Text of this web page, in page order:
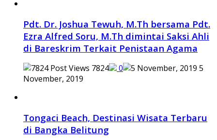
Pdt. Dr. Joshua Tewuh, M.Th bersama Pdt.
Ezra Alfred Soru, M.Th dimintai Saksi Ahli
di Bareskrim Terkait Penistaan Agama
7824 0
5
November, 2019
Tongaci Beach, Destinasi Wisata Terbaru
di Bangka Belitung